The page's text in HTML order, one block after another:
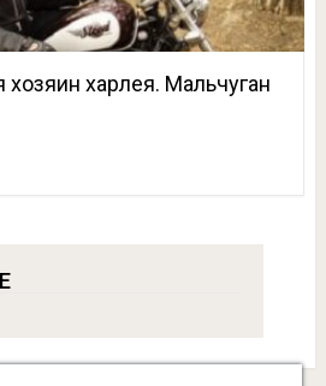
хозяин харлея. Мальчуган